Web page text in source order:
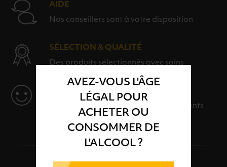
AVEZ-VOUS L'ÂGE
LÉGAL POUR
ACHETER OU
CONSOMMER DE
L'ALCOOL ?
AIDE
Nos conseillers sont à votre disposition
SÉLECTION & QUALITÉ
Des produits sélectionnés avec soins
Des solutions adaptées à vos événements